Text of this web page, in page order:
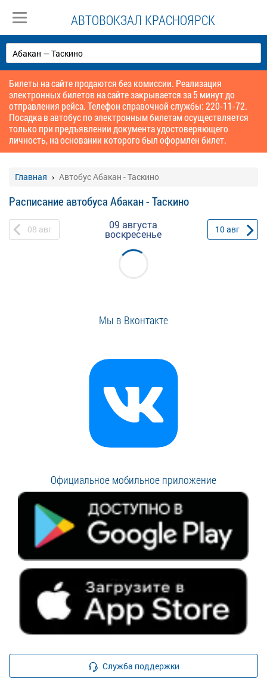
АВТОВОКЗАЛ КРАСНОЯРСК
Билеты на сайте продаются без комиссии. Реализация
электронных билетов на сайте закрывается за 5 минут до
отправления рейса. Телефон справочной службы: 220-11-72.
Посадка в автобус по электронным билетам осуществляется
только при предъявлении документа удостоверяющего
личность, на основании которого был оформлен билет.
Главная Автобус Абакан - Таскино
Расписание автобуса Абакан - Таскино
08 авг 09 августа
воскресенье 10авг
Мы в Вконтакте
Официальное мобильное приложение
Служба поддержки